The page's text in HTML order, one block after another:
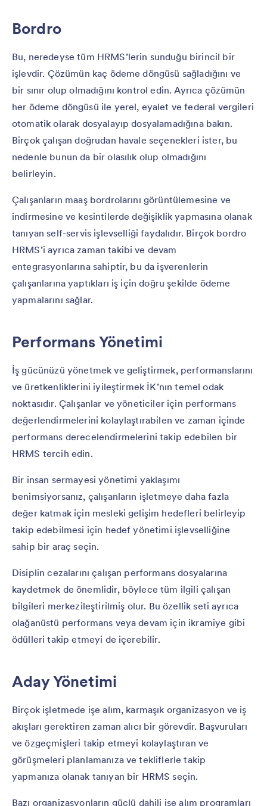
Bordro
Bu, neredeyse tüm HRMS’lerin sunduğu birincil bir
işlevdir. Çözümün kaç ödeme döngüsü sağladığını ve
bir sınır olup olmadığını kontrol edin. Ayrıca çözümün
her ödeme döngüsü ile yerel, eyalet ve federal vergileri
otomatik olarak dosyalayıp dosyalamadığına bakın.
Birçok çalışan doğrudan havale seçenekleri ister, bu
nedenle bunun da bir olasılık olup olmadığını
belirleyin.
Çalışanların maaş bordrolarını görüntülemesine ve
indirmesine ve kesintilerde değişiklik yapmasına olanak
tanıyan self-servis işlevselliği faydalıdır. Birçok bordro
HRMS’i ayrıca zaman takibi ve devam
entegrasyonlarına sahiptir, bu da işverenlerin
çalışanlarına yaptıkları iş için doğru şekilde ödeme
yapmalarını sağlar.
Performans Yönetimi
İş gücünüzü yönetmek ve geliştirmek, performanslarını
ve üretkenliklerini iyileştirmek İK’nın temel odak
noktasıdır. Çalışanlar ve yöneticiler için performans
değerlendirmelerini kolaylaştırabilen ve zaman içinde
performans derecelendirmelerini takip edebilen bir
HRMS tercih edin.
Bir insan sermayesi yönetimi yaklaşımı
benimsiyorsanız, çalışanların işletmeye daha fazla
değer katmak için mesleki gelişim hedefleri belirleyip
takip edebilmesi için hedef yönetimi işlevselliğine
sahip bir araç seçin.
Disiplin cezalarını çalışan performans dosyalarına
kaydetmek de önemlidir, böylece tüm ilgili çalışan
bilgileri merkezileştirilmiş olur. Bu özellik seti ayrıca
olağanüstü performans veya devam için ikramiye gibi
ödülleri takip etmeyi de içerebilir.
Aday Yönetimi
Birçok işletmede işe alım, karmaşık organizasyon ve iş
akışları gerektiren zaman alıcı bir görevdir. Başvuruları
ve özgeçmişleri takip etmeyi kolaylaştıran ve
görüşmeleri planlamanıza ve tekliflerle takip
yapmanıza olanak tanıyan bir HRMS seçin.
Bazı organizasyonların güçlü dahili işe alım programları